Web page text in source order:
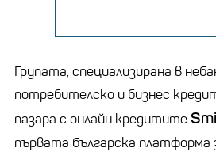
Групата, специализирана в
потребителско и бизнес
пазара с онлайн кредитите
първата българска платформа